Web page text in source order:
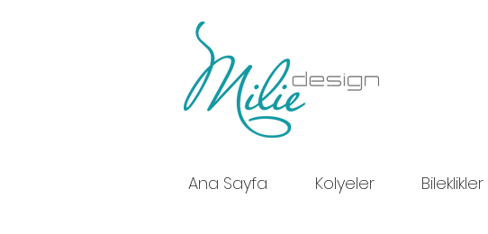
Ana Sayfa Kolyeler Bileklikler